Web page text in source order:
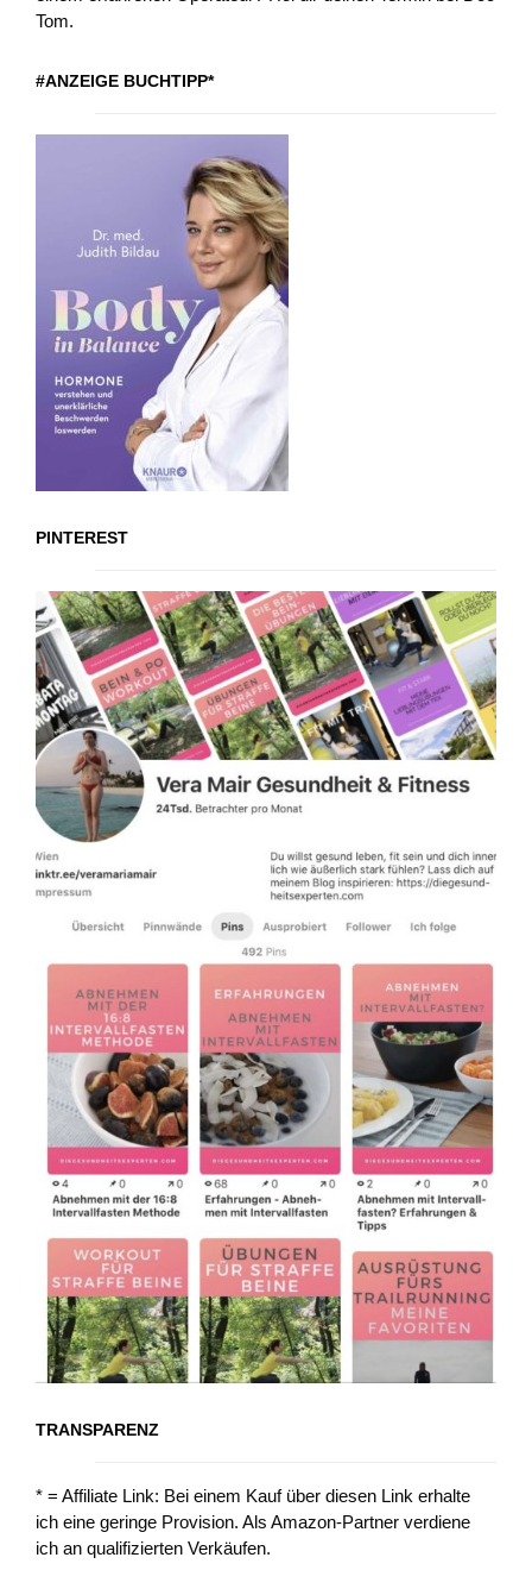
Tom.
#ANZEIGE BUCHTIPP*
PINTEREST
TRANSPARENZ
* = Affiliate Link: Bei einem Kauf über diesen Link erhalte
ich eine geringe Provision. Als Amazon-Partner verdiene
ich an qualifizierten Verkäufen.